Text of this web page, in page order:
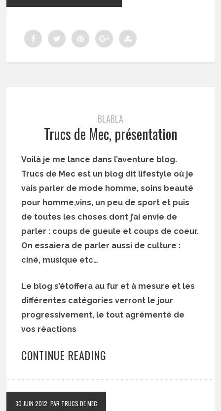
BLABLA
Trucs de Mec, présentation
Voilà je me lance dans l’aventure blog.
Trucs de Mec est un blog dit lifestyle où je
vais parler de mode homme, soins beauté
pour homme,vins, un peu de sport et puis
de toutes les choses dont j’ai envie de
parler : coups de gueule et coups de coeur.
On essaiera de parler aussi de culture :
ciné, musique etc…
Le blog s’étoffera au fur et à mesure et les
différentes catégories verront le jour
progressivement, le tout agrémenté de
vos réactions
CONTINUE READING
30 JUIN 2012 PAR TRUCS DE MEC